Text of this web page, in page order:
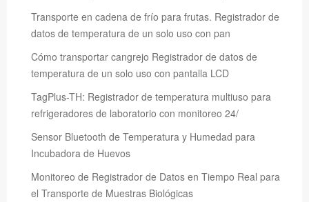
Transporte en cadena de frío para frutas. Registrador de
datos de temperatura de un solo uso con pan
Cómo transportar cangrejo Registrador de datos de
temperatura de un solo uso con pantalla LCD
TagPlus-TH: Registrador de temperatura multiuso para
refrigeradores de laboratorio con monitoreo 24/
Sensor Bluetooth de Temperatura y Humedad para
Incubadora de Huevos
Monitoreo de Registrador de Datos en Tiempo Real para
el Transporte de Muestras Biológicas